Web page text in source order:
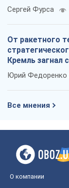
Сергей Фурса
От ракетного
Кремль загнал
Юрий Федоренко
Все мнения
О компании